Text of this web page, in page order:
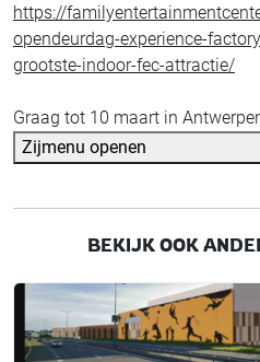
https://
opendeurdag-experience-
grootste-indoor-fec-attractie/
Graag tot 10 maart in
Zijmenu openen
BEKIJK OOK